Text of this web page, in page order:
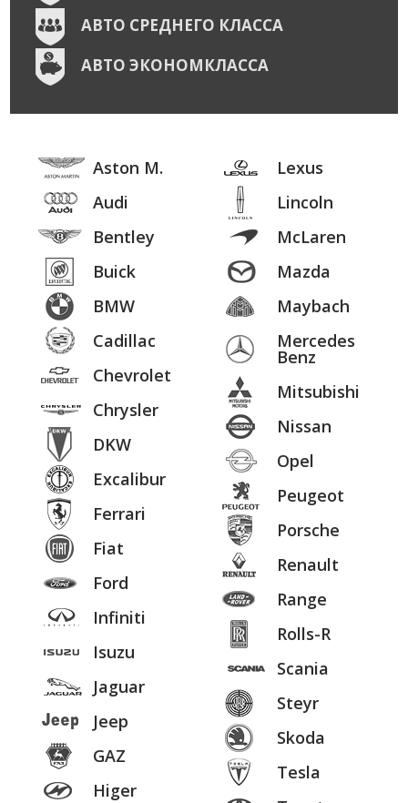
АВТО СРЕДНЕГО КЛАССА
АВТО ЭКОНОМКЛАССА
Aston M.
Audi
Bentley
Buick
BMW
Cadillac
Chevrolet
Chrysler
DKW
Excalibur
Ferrari
Fiat
Ford
Infiniti
Isuzu
Jaguar
Jeep
GAZ
Higer
Lexus
Lincoln
McLaren
Mazda
Maybach
Mercedes
Benz
Mitsubishi
Nissan
Opel
Peugeot
Porsche
Renault
Range
Rolls-R
Scania
Steyr
Skoda
Tesla